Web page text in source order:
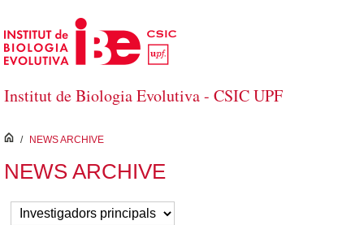
Skip to Main Content
Institut de Biologia Evolutiva - CSIC UPF
inici
/ NEWS ARCHIVE
NEWS ARCHIVE